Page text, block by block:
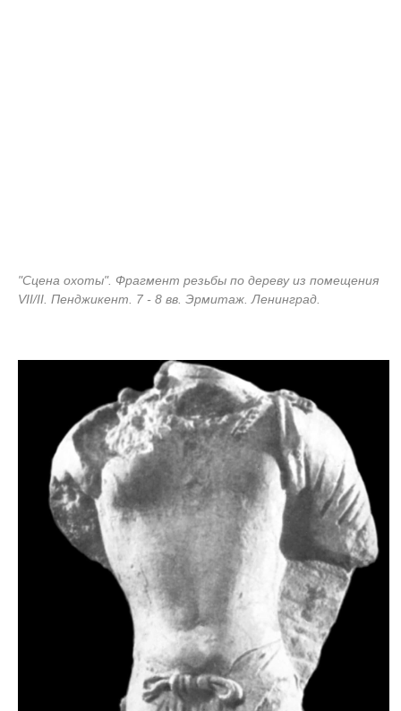
"Сцена охоты". Фрагмент резьбы по дереву из помещения
VII/II. Пенджикент. 7 - 8 вв. Эрмитаж. Ленинград.